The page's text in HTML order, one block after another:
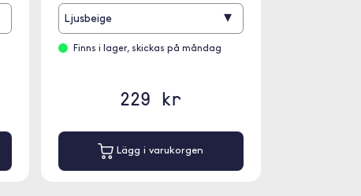
Ljusbeige ▾
Finns i lager, skickas på måndag
229 kr
Lägg i varukorgen